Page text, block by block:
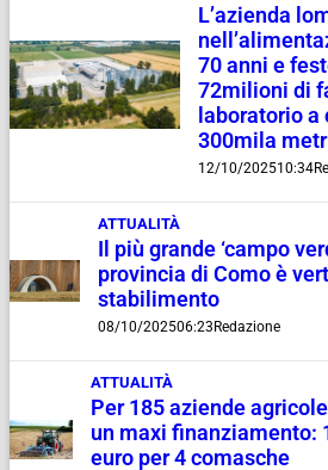
L’azienda
70 anni e
72milioni di
laboratorio a
300mila
12/10/202510:34
ATTUALITÀ
Il più grande ‘campo
provincia di Como è
stabilimento
08/10/202506:23Redazione
ATTUALITÀ
Per 185 aziende
un maxi finanziamento:
euro per 4 comasche